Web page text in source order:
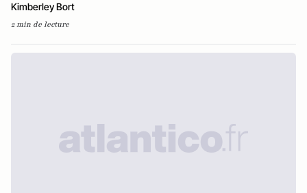
Kimberley Bort
2 min de lecture